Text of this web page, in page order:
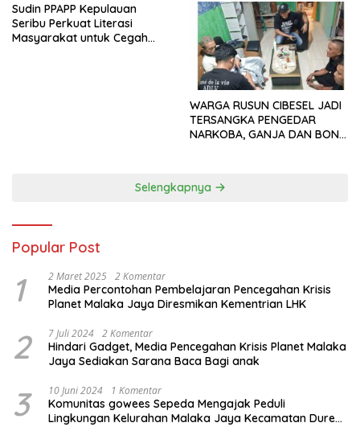
Sudin PPAPP Kepulauan
Seribu Perkuat Literasi
Masyarakat untuk Cegah
WARGA RUSUN CIBESEL JADI
TERSANGKA PENGEDAR
NARKOBA, GANJA DAN BONG
Selengkapnya
Popular Post
1 2 Maret 2025 2 Komentar
Media Percontohan Pembelajaran Pencegahan Krisis
Planet Malaka Jaya Diresmikan Kementrian LHK
2 7 Juli 2024 2 Komentar
Hindari Gadget, Media Pencegahan Krisis Planet Malaka
Jaya Sediakan Sarana Baca Bagi anak
3 10 Juni 2024 1 Komentar
Komunitas gowees Sepeda Mengajak Peduli
Lingkungan Kelurahan Malaka Jaya Kecamatan Duren